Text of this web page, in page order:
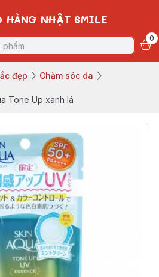
HÀNG NHẬT SMILE
0
đẹp
Chăm sóc da
Tone Up xanh lá